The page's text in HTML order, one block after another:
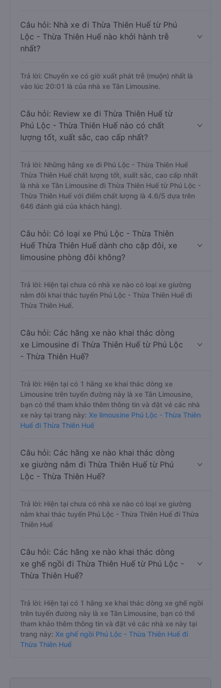
Câu hỏi: Nhà xe đi Thừa Thiên Huế từ Phú
Lộc - Thừa Thiên Huế nào khởi hành trễ
nhất?
Trả lời: Chuyến xe có giờ xuất phát trễ (muộn) nhất là
vào lúc 20:01 là của nhà xe Tân Limousine.
Câu hỏi: Review xe đi Thừa Thiên Huế từ
Phú Lộc - Thừa Thiên Huế nào có chất
lượng tốt, xuất sắc, cao cấp nhất?
Trả lời: Những hãng xe đi Phú Lộc - Thừa Thiên Huế
Thừa Thiên Huế chất lượng tốt, xuất sắc, cao cấp nhất
là nhà xe Tân Limousine đi Thừa Thiên Huế từ Phú Lộc -
Thừa Thiên Huế với điểm chất lượng là 4.6/5 dựa trên
646 đánh giá của khách hàng).
Câu hỏi: Có loại xe Phú Lộc - Thừa Thiên
Huế Thừa Thiên Huế dành cho cặp đôi, xe
limousine phòng đôi không?
Trả lời: Hiện tại chưa có nhà xe nào có loại xe giường
nằm đôi khai thác tuyến Phú Lộc - Thừa Thiên Huế đi
Thừa Thiên Huế.
Câu hỏi: Các hãng xe nào khai thác dòng
xe Limousine đi Thừa Thiên Huế từ Phú Lộc
- Thừa Thiên Huế?
Trả lời: Hiện tại có 1 hãng xe khai thác dòng xe
Limousine trên tuyến đường này là xe Tân Limousine,
bạn có thể tham khảo thêm thông tin và đặt vé các nhà
xe này tại trang này: Xe limousine Phú Lộc - Thừa Thiên
Huế đi Thừa Thiên Huế
Câu hỏi: Các hãng xe nào khai thác dòng
xe giường nằm đi Thừa Thiên Huế từ Phú
Lộc - Thừa Thiên Huế?
Trả lời: Hiện tại chưa có nhà xe nào có loại xe giường
nằm khai thác tuyến Phú Lộc - Thừa Thiên Huế đi Thừa
Thiên Huế
Câu hỏi: Các hãng xe nào khai thác dòng
xe ghế ngồi đi Thừa Thiên Huế từ Phú Lộc -
Thừa Thiên Huế?
Trả lời: Hiện tại có 1 hãng xe khai thác dòng xe ghế ngồi
trên tuyến đường này là xe Tân Limousine, bạn có thể
tham khảo thêm thông tin và đặt vé các nhà xe này tại
trang này: Xe ghế ngồi Phú Lộc - Thừa Thiên Huế đi
Thừa Thiên Huế